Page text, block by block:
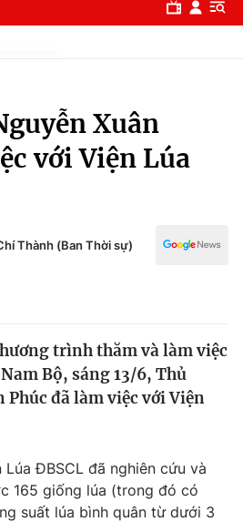
Xuân
với Viện Lúa
Thành (Ban Thời sự)
trình thăm và làm việc
Bộ, sáng 13/6, Thủ
Phúc đã làm việc với Viện
Lúa ĐBSCL đã nghiên cứu và
165 giống lúa (trong đó có
suất lúa bình quân từ dưới 3